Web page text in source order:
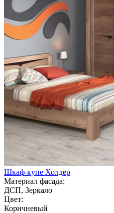
Шкаф-купе Холдер
Материал фасада:
ДСП, Зеркало
Цвет:
Коричневый